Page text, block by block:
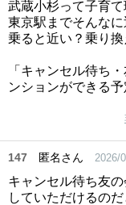
武蔵小杉って子育て
東京駅までそんな
乗ると近い？乗り換
「キャンセル待ち
ンションができる
147 匿名さん 2026/
キャンセル待ち友
していただけるの